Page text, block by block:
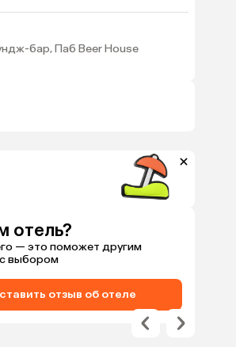
бар, Паб Beer House
отель?
— это поможет другим
выбором
отзыв об отеле